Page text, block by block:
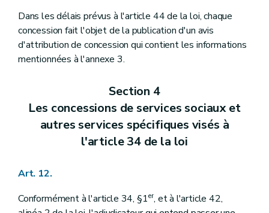
Dans les délais prévus à l'article 44 de la loi, chaque
concession fait l'objet de la publication d'un avis
d'attribution de concession qui contient les informations
mentionnées à l'annexe 3.
Section 4
Les concessions de services sociaux et
autres services spécifiques visés à
l'article 34 de la loi
Art. 12.
Conformément à l'article 34, §1er, et à l'article 42,